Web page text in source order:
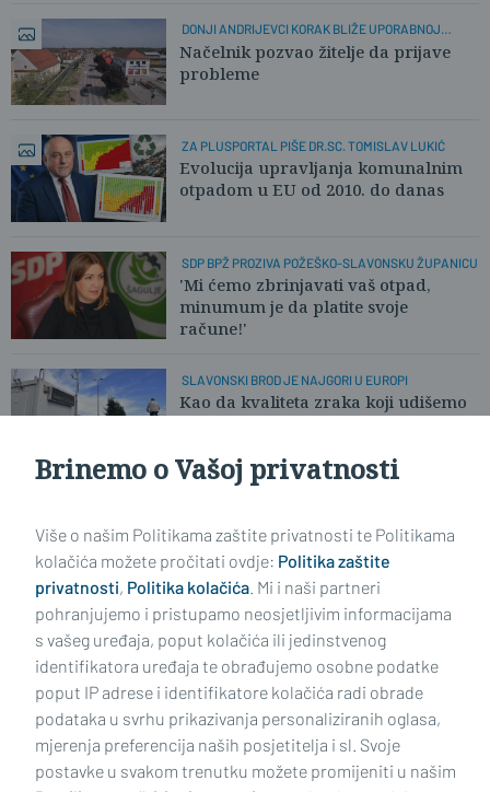
DONJI ANDRIJEVCI KORAK BLIŽE UPORABNOJ
DOZVOLI
Načelnik pozvao žitelje da prijave
probleme
ZA PLUSPORTAL PIŠE DR.SC. TOMISLAV LUKIĆ
Evolucija upravljanja komunalnim
otpadom u EU od 2010. do danas
SDP BPŽ PROZIVA POŽEŠKO-SLAVONSKU ŽUPANICU
'Mi ćemo zbrinjavati vaš otpad,
minumum je da platite svoje
račune!'
SLAVONSKI BROD JE NAJGORI U EUROPI
Kao da kvaliteta zraka koji udišemo
Impressum Uvjeti korištenja Politika privatnosti
Brinemo o Vašoj privatnosti
Više o našim Politikama zaštite privatnosti te Politikama
kolačića možete pročitati ovdje: Politika zaštite
privatnosti, Politika kolačića. Mi i naši partneri
pohranjujemo i pristupamo neosjetljivim informacijama
s vašeg uređaja, poput kolačića ili jedinstvenog
identifikatora uređaja te obrađujemo osobne podatke
poput IP adrese i identifikatore kolačića radi obrade
podataka u svrhu prikazivanja personaliziranih oglasa,
mjerenja preferencija naših posjetitelja i sl. Svoje
postavke u svakom trenutku možete promijeniti u našim